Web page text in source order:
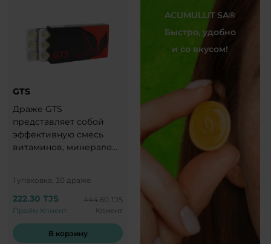
GTS
Драже GTS
представляет собой
эффективную смесь
витаминов, минералов
наполняет организм
мощной жизненной
энергией и готовит к
новым подвигам!
1 упаковка, 30 драже
222.30 TJS
Прайм Клиент
444.60 TJS
Клиент
В корзину
ACUMULLIT SA®
Быстро, удобно
и со вкусом!